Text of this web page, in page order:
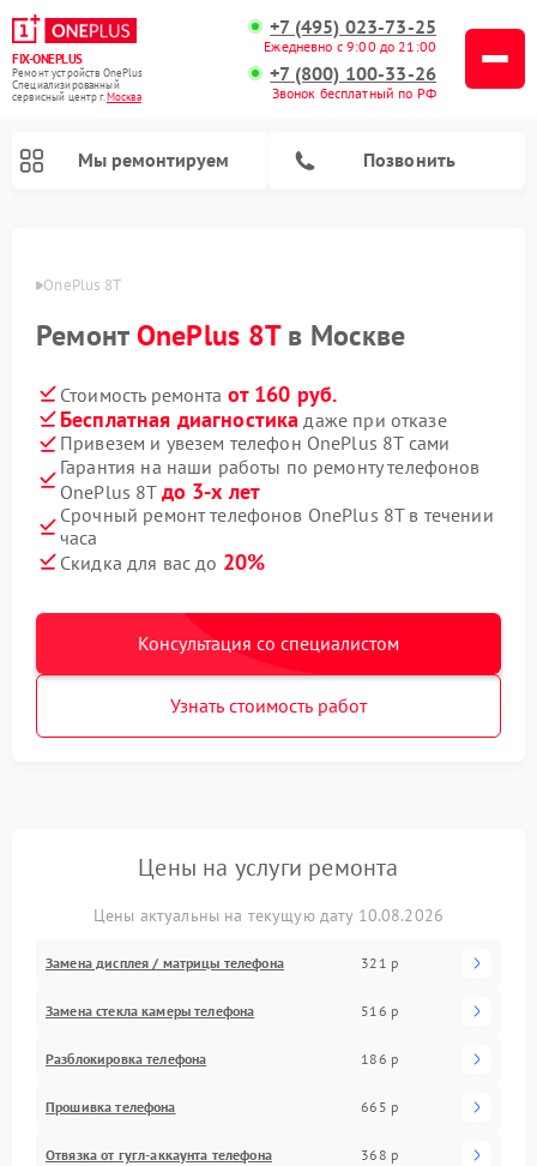
FIX-ONEPLUS
Ремонт устройств OnePlus
Специализированный
cервисный центр г.Москва
+7 (495) 023-73-25
Ежедневно с 9:00 до 21:00
+7 (800) 100-33-26
Звонок бесплатный по РФ
Мы ремонтируем Позвонить
OnePlus 8T
Ремонт OnePlus 8Tв Москве
Стоимость ремонта от 160 руб.
Бесплатная диагностика даже при отказе
Привезем и увезем телефон OnePlus 8T сами
Гарантия на наши работы по ремонту телефонов
OnePlus 8T до 3-х лет
Срочный ремонт телефонов OnePlus 8T в течении
часа
Скидка для вас до 20%
Консультация со специалистом
Узнать стоимость работ
Цены на услуги ремонта
Цены актуальны на текущую дату 10.08.2026
Замена дисплея / матрицы телефона 321 р
Замена стекла камеры телефона 516 р
Разблокировка телефона 186 р
Прошивка телефона 665 р
Отвязка от гугл-аккаунта телефона 368 р